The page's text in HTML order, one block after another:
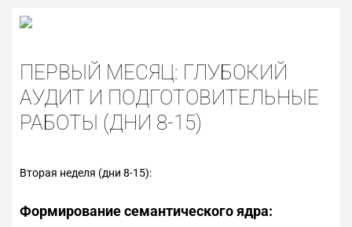
ПЕРВЫЙ МЕСЯЦ: ГЛУБОКИЙ
АУДИТ И ПОДГОТОВИТЕЛЬНЫЕ
РАБОТЫ (ДНИ 8-15)
Вторая неделя (дни 8-15):
Формирование семантического ядра: